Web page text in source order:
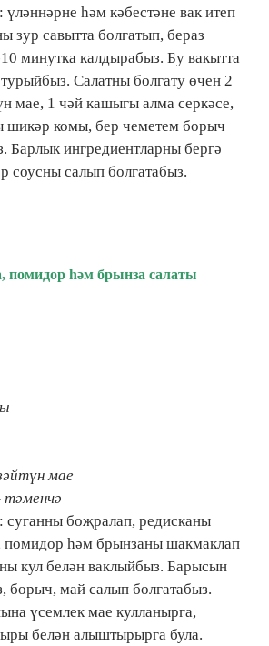
үләннәрне һәм кәбестәне вак итеп
зур савытта болгатып, бераз
минутка калдырабыз. Бу вакытта
Салатны болгату өчен 2
мае, 1 чәй кашыгы алма серкәсе,
шикәр комы, бер чеметем борыч
Барлык ингредиентларны бергә
соусны салып болгатабыз.
помидор һәм брынза салаты
мае
суганны боҗралап, редисканы
помидор һәм брынзаны шакмаклап
кул белән ваклыйбыз. Барысын
борыч, май салып болгатабыз.
үсемлек мае кулланырга,
белән алыштырырга була.